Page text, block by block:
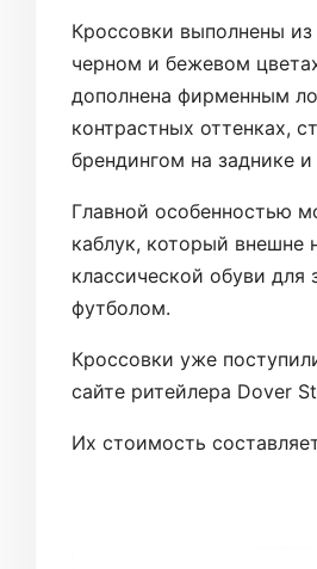
Кроссовки выполнены
черном и бежевом
дополнена фирменным
контрастных оттенках,
брендингом на заднике и
Главной особенностью
каблук, который внешне
классической обуви для
футболом.
Кроссовки уже
сайте ритейлера Dover
Их стоимость